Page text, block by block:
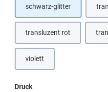
schwarz-glitter
transluzent rot
(Diese Option ist
violett(Diese Option ist zurzeit
Druckauswählen